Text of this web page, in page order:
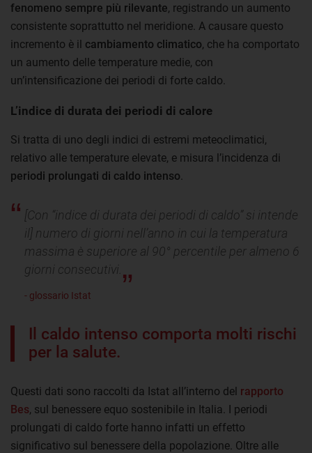
fenomeno sempre più rilevante, registrando un aumento
consistente soprattutto nel meridione. A causare questo
incremento è il cambiamento climatico, che ha comportato
un aumento delle temperature medie, con
un’intensificazione dei periodi di forte caldo.
L’indice di durata dei periodi di calore
Si tratta di uno degli indici di estremi meteoclimatici,
relativo alle temperature elevate, e misura l’incidenza di
periodi prolungati di caldo intenso.
[Con “indice di durata dei periodi di caldo” si intende
il] numero di giorni nell’anno in cui la temperatura
massima è superiore al 90° percentile per almeno 6
giorni consecutivi.
- glossario Istat
Il caldo intenso comporta molti rischi
per la salute.
Questi dati sono raccolti da Istat all’interno del rapporto
Bes, sul benessere equo sostenibile in Italia. I periodi
prolungati di caldo forte hanno infatti un effetto
significativo sul benessere della popolazione. Oltre alle